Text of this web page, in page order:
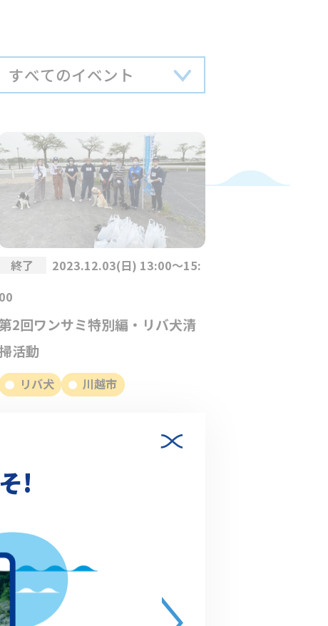
終了
2023.12.03(日) 13:00～15:
00
第2回ワンサミ特別編・リバ犬清
掃活動
リバ犬 川越市
!